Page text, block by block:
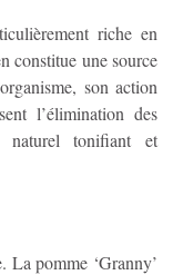
riche en
constitue une source
son action
l’élimination des
naturel tonifiant et
La pomme ‘Granny’